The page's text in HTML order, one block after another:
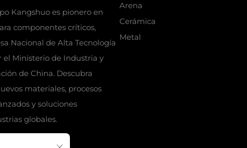
Kangshuo es pionero en
componentes críticos,
Nacional de Alta Tecnología
el Ministerio de Industria y
de China. Descubra
materiales, procesos
y soluciones
globales.
Arena
Cerámica
Metal